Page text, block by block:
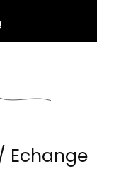
Echange